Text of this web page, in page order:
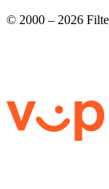
© 2000 – 2026